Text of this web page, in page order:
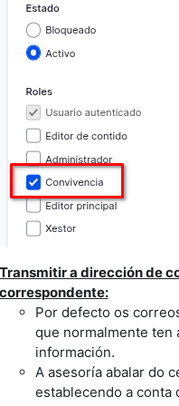
a dirección de
Por defecto os
que normalmente ten
información.
A asesoría abalar do
establecendo a conta